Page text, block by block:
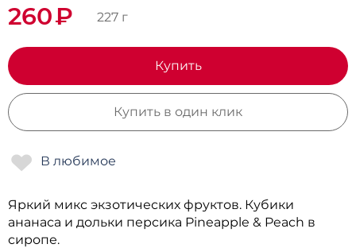
260₽ 227 г
Купить
Купить в один клик
Яркий микс экзотических фруктов. Кубики
ананаса и дольки персика Pineapple & Peach в
сиропе.